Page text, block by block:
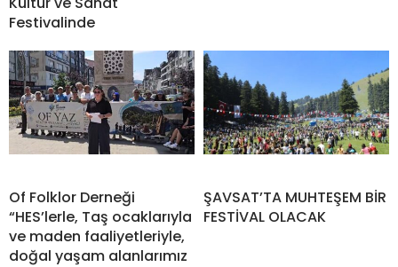
Festivalinde
Of Folklor Derneği
“HES’lerle, Taş ocaklarıyla
ve maden faaliyetleriyle,
doğal yaşam alanlarımız
ŞAVSAT’TA MUHTEŞEM BİR
FESTİVAL OLACAK